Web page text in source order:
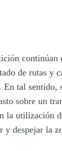
continúan
de rutas y
tal sentido,
sobre un
la utilización
y despejar la